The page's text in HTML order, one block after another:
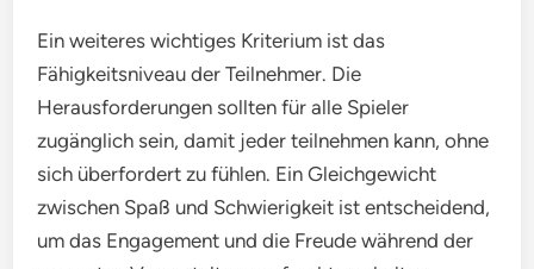
Ein weiteres wichtiges Kriterium ist das
Fähigkeitsniveau der Teilnehmer. Die
Herausforderungen sollten für alle Spieler
zugänglich sein, damit jeder teilnehmen kann, ohne
sich überfordert zu fühlen. Ein Gleichgewicht
zwischen Spaß und Schwierigkeit ist entscheidend,
um das Engagement und die Freude während der